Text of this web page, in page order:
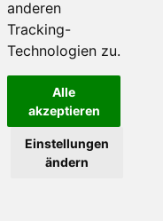
anderen
Tracking-
Technologien zu.
Alle
akzeptieren
Einstellungen
ändern